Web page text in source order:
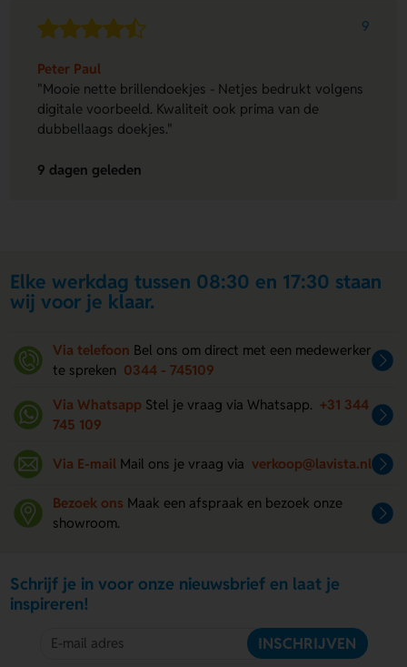
9
Peter Paul
"Mooie nette brillendoekjes - Netjes bedrukt volgens
digitale voorbeeld. Kwaliteit ook prima van de
dubbellaags doekjes."
9 dagen geleden
Elke werkdag tussen 08:30 en 17:30 staan
wij voor je klaar.
Via telefoon Bel ons om direct met een medewerker
te spreken 0344 - 745109
Via Whatsapp Stel je vraag via Whatsapp. +31 344
745 109
Via E-mail Mail ons je vraag via verkoop@lavista.nl
Bezoek ons Maak een afspraak en bezoek onze
showroom.
Schrijf je in voor onze nieuwsbrief en laat je
inspireren!
INSCHRIJVEN